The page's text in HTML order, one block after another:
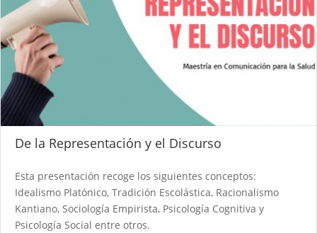
De la Representación y el Discurso
Esta presentación recoge los siguientes conceptos:
Idealismo Platónico, Tradición Escolástica, Racionalismo
Kantiano, Sociología Empirista, Psicología Cognitiva y
Psicología Social entre otros.